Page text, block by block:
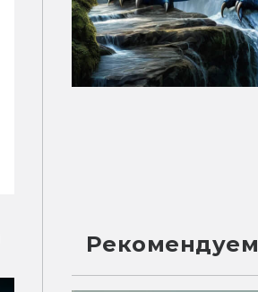
Рекомендуем